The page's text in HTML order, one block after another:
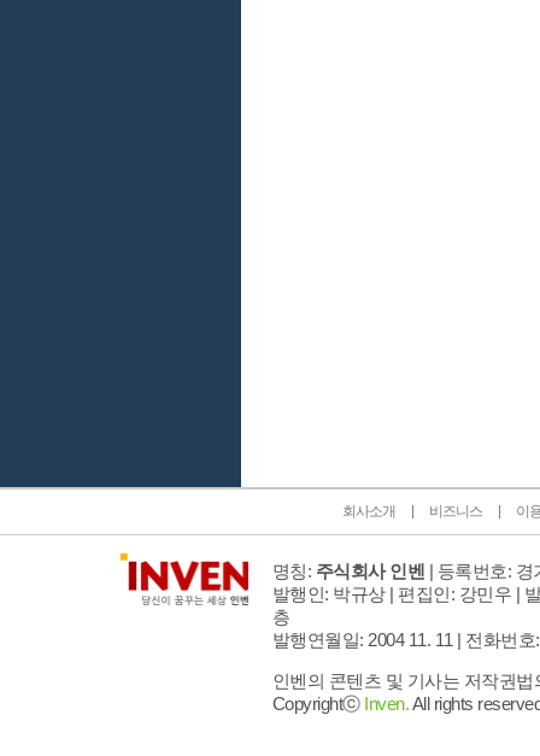
회사소개 비즈니스 이
명칭: 주식회사 인벤 | 등록번호: 경
발행인: 박규상 | 편집인: 강민우 |
층
발행연월일: 2004 11. 11 | 전화번호
인벤의 콘텐츠 및 기사는 저작권
Copyrightⓒ Inven.All rights